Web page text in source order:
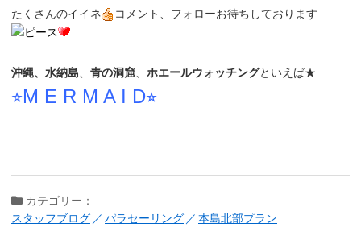
たくさんのイイネ コメント、フォローお待ちしております
沖縄、水納島、 青の洞窟、 ホエールウォッチングといえば★
⭐︎M E R M A I D⭐︎
カテゴリー：
スタッフブログ
パラセーリング 本島北部プラン